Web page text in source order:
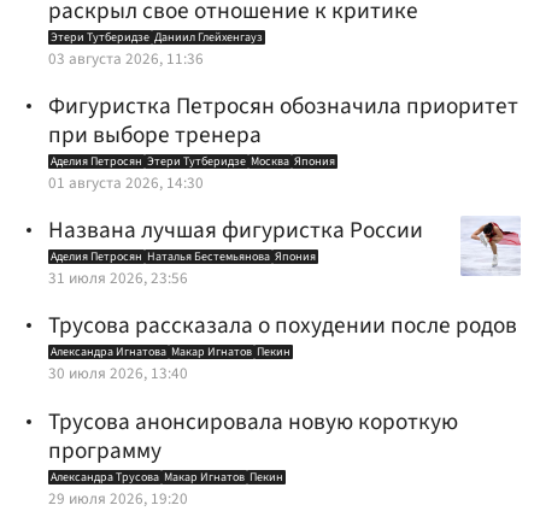
раскрыл свое отношение к критике
Этери Тутберидзе Даниил Глейхенгауз
03 августа 2026, 11:36
Фигуристка Петросян обозначила приоритет
при выборе тренера
Аделия Петросян Этери Тутберидзе Москва Япония
01 августа 2026, 14:30
Названа лучшая фигуристка России
Аделия Петросян Наталья Бестемьянова Япония
31 июля 2026, 23:56
Трусова рассказала о похудении после родов
Александра Игнатова Макар Игнатов Пекин
30 июля 2026, 13:40
Трусова анонсировала новую короткую
программу
Александра Трусова Макар Игнатов Пекин
29 июля 2026, 19:20